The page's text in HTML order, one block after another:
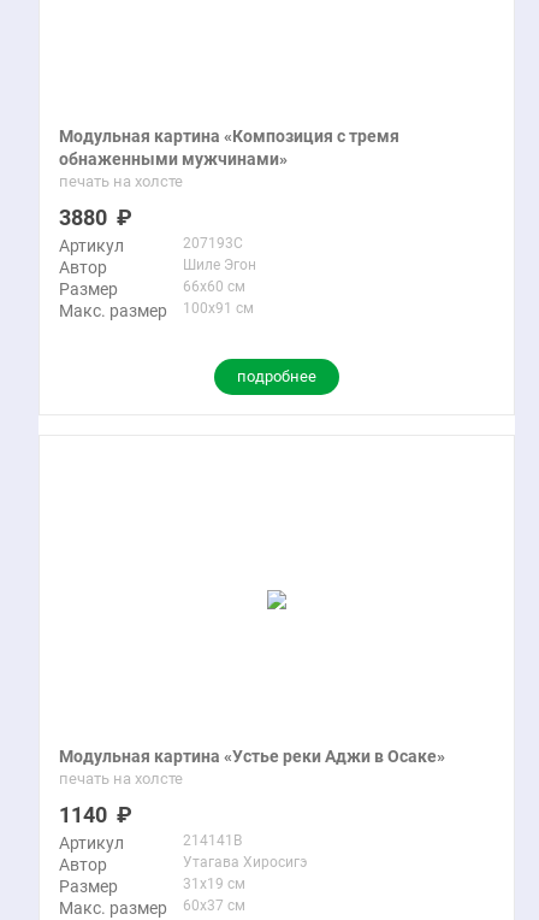
Модульная картина «Композиция с тремя
обнаженными мужчинами»
печать на холсте
3880
Артикул 207193C
Автор Шиле Эгон
Размер 66x60 см
Макс. размер 100x91 см
подробнее
Модульная картина «Устье реки Аджи в Осаке»
печать на холсте
1140
Артикул 214141B
Автор Утагава Хиросигэ
Размер 31x19 см
Макс. размер 60x37 см